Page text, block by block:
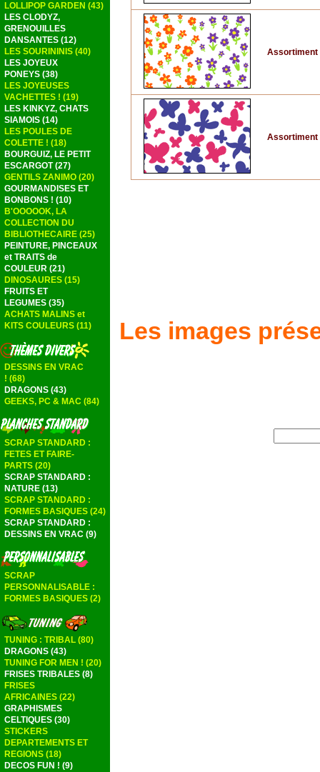
LOLLIPOP GARDEN (43)
LES CLODYZ,
GRENOUILLES
DANSANTES (12)
LES SOURININIS (40)
LES JOYEUX
PONEYS (38)
LES JOYEUSES
VACHETTES ! (19)
LES KINKYZ, CHATS
SIAMOIS (14)
LES POULES DE
COLETTE ! (18)
BOURGUIZ, LE PETIT
ESCARGOT (27)
GENTILS ZANIMO (20)
GOURMANDISES ET
BONBONS ! (10)
B'OOOOOK, LA
COLLECTION DU
BIBLIOTHECAIRE (25)
PEINTURE, PINCEAUX
et TRAITS de
COULEUR (21)
DINOSAURES (15)
FRUITS ET
LEGUMES (35)
ACHATS MALINS et
KITS COULEURS (11)
DESSINS EN VRAC
! (68)
DRAGONS (43)
GEEKS, PC & MAC (84)
SCRAP STANDARD :
FETES ET FAIRE-
PARTS (20)
SCRAP STANDARD :
NATURE (13)
SCRAP STANDARD :
FORMES BASIQUES (24)
SCRAP STANDARD :
DESSINS EN VRAC (9)
SCRAP
PERSONNALISABLE :
FORMES BASIQUES (2)
TUNING : TRIBAL (80)
DRAGONS (43)
TUNING FOR MEN ! (20)
FRISES TRIBALES (8)
FRISES
AFRICAINES (22)
GRAPHISMES
CELTIQUES (30)
STICKERS
DEPARTEMENTS ET
REGIONS (18)
DECOS FUN ! (9)
Assortiment
Assortiment
Les images